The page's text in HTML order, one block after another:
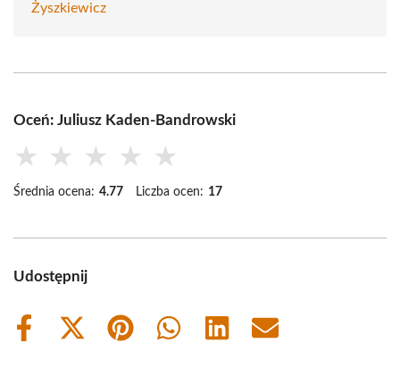
Żyszkiewicz
Oceń: Juliusz Kaden-Bandrowski
★ ★ ★ ★ ★
Średnia ocena: 4.77 Liczba ocen: 17
Udostępnij
Share
Share
Share
Share
Share
Share